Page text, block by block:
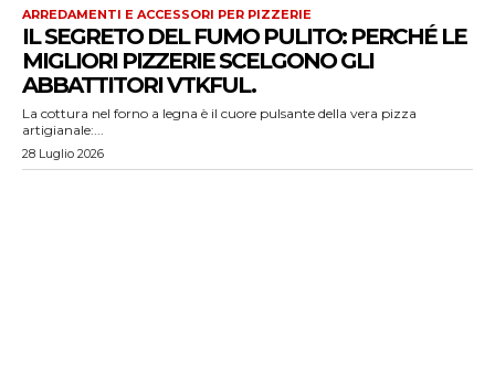
ARREDAMENTI E ACCESSORI PER PIZZERIE
IL SEGRETO DEL FUMO PULITO: PERCHÉ LE
MIGLIORI PIZZERIE SCELGONO GLI
ABBATTITORI VTKFUL.
La cottura nel forno a legna è il cuore pulsante della vera pizza
artigianale:...
28 Luglio 2026